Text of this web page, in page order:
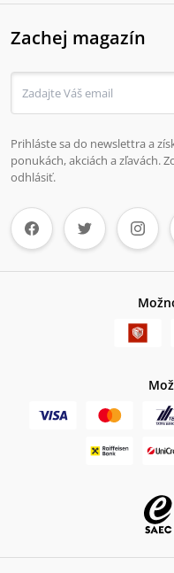
Zachej magazín
Prihláste sa do newslettra a
ponukách, akciách a zľavách.
odhlásiť.